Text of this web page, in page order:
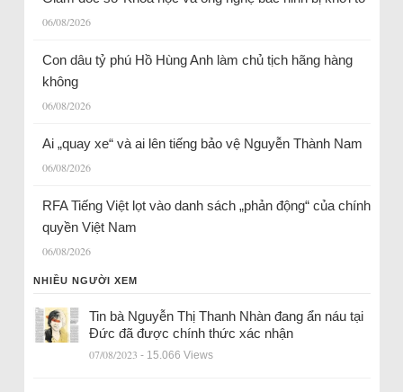
06/08/2026
Con dâu tỷ phú Hồ Hùng Anh làm chủ tịch hãng hàng
không
06/08/2026
Ai „quay xe“ và ai lên tiếng bảo vệ Nguyễn Thành Nam
06/08/2026
RFA Tiếng Việt lọt vào danh sách „phản động“ của chính
quyền Việt Nam
06/08/2026
NHIỀU NGƯỜI XEM
Tin bà Nguyễn Thị Thanh Nhàn đang ẩn náu tại
Đức đã được chính thức xác nhận
07/08/2023 - 15.066 Views